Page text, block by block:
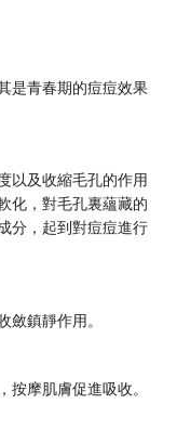
是青春期的痘痘效果
以及收縮毛孔的作用
化，對毛孔裏蘊藏的
分，起到對痘痘進行
斂鎮靜作用。
摩肌膚促進吸收。